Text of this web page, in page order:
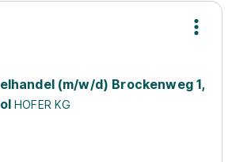
(m/w/d) Brockenweg 1,
HOFER KG